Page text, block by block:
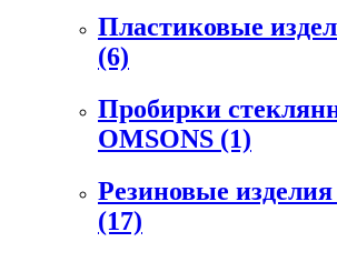
Пластиковые
(6)
Пробирки
OMSONS (1)
Резиновые
(17)